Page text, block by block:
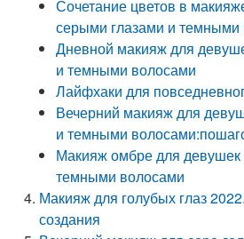
Сочетание цветов в
серыми глазами и темными
Дневной макияж для
и темными волосами
Лайфхаки для
Вечерний макияж для
и темными
Макияж омбре для девушек
темными волосами
Макияж для голубых глаз
создания